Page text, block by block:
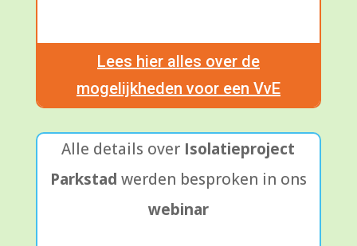
Lees hier alles over de
mogelijkheden voor een VvE
Alle details over Isolatieproject
Parkstad werden besproken in ons
webinar